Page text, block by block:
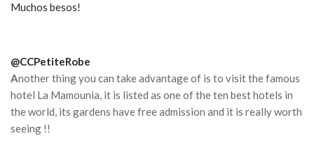
Muchos besos!
@CCPetiteRobe
Another thing you can take advantage of is to visit the famous
hotel La Mamounia, it is listed as one of the ten best hotels in
the world, its gardens have free admission and it is really worth
seeing !!